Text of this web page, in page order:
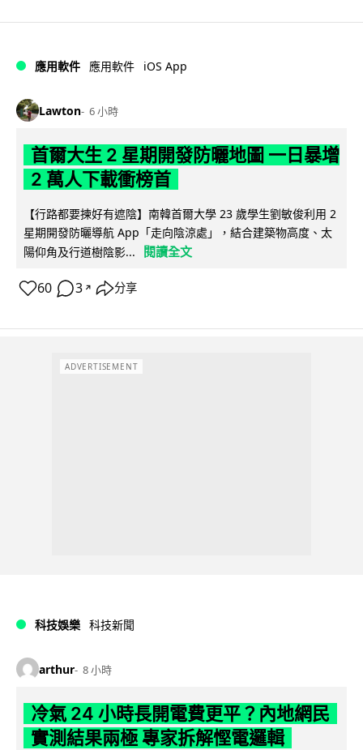
應用軟件 應用軟件 iOS App
Lawton 6 小時
首爾大生 2 星期開發防曬地圖 一日暴增
2 萬人下載衝榜首
【行路都要揀好有遮陰】南韓首爾大學 23 歲學生劉敏俊利用 2
星期開發防曬導航 App「走向陰涼處」，結合建築物高度、太
陽仰角及行道樹陰影...
閱讀全文
60 3 ↗ 分享
ADVERTISEMENT
科技娛樂 科技新聞
arthur 8 小時
冷氣 24 小時長開電費更平？內地網民
實測結果兩極 專家拆解慳電邏輯